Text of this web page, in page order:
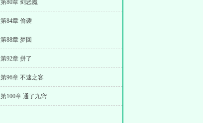
第80章 剑恶魔
第84章 偷袭
第88章 梦回
第92章 拼了
第96章 不速之客
第100章 通了九窍